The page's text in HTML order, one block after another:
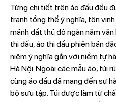
Từng chi tiết trên áo đấu đều
tranh tổng thể ý nghĩa, tôn
mảnh đất thủ đô ngàn năm
thi đấu, áo thi đấu phiên bản
niệm ý nghĩa gắn với niềm tự
Hà Nội. Ngoài các mẫu áo, túi
cùng áo đấu đã mang đến sự
bộ sưu tập. Túi được làm từ